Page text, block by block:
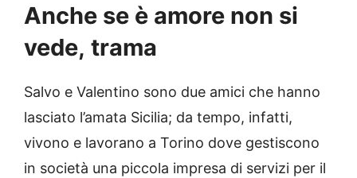
Anche se è amore non si
vede, trama
Salvo e Valentino sono due amici che hanno
lasciato l’amata Sicilia; da tempo, infatti,
vivono e lavorano a Torino dove gestiscono
in società una piccola impresa di servizi per il